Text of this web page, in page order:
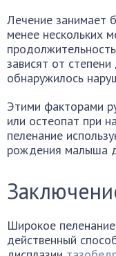
Лечение занимает
менее нескольких
зависят от
обнаружилось
Этими факторами
или остеопат при
пеленание
рождения малыша
Широкое
действенный